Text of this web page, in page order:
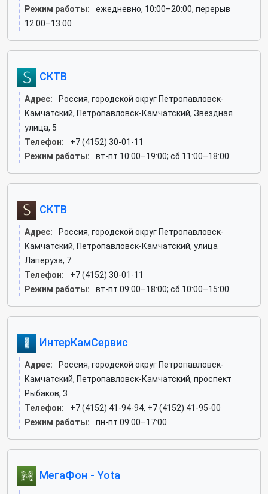
Режим работы:
ежедневно, 10:00–20:00, перерыв
12:00–13:00
СКТВ
Адрес:
Россия, городской округ Петропавловск-
Камчатский, Петропавловск-Камчатский, Звёздная
улица, 5
Телефон:
+7 (4152) 30-01-11
Режим работы:
вт-пт 10:00–19:00; сб 11:00–18:00
СКТВ
Адрес:
Россия, городской округ Петропавловск-
Камчатский, Петропавловск-Камчатский, улица
Лаперуза, 7
Телефон:
+7 (4152) 30-01-11
Режим работы:
вт-пт 09:00–18:00; сб 10:00–15:00
ИнтерКамСервис
Адрес:
Россия, городской округ Петропавловск-
Камчатский, Петропавловск-Камчатский, проспект
Рыбаков, 3
Телефон:
+7 (4152) 41-94-94, +7 (4152) 41-95-00
Режим работы:
пн-пт 09:00–17:00
МегаФон - Yota